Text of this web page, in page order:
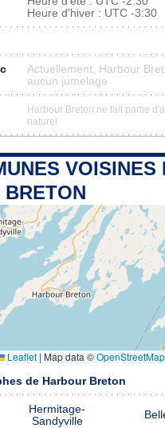
Heure d'hiver : UTC -3:30
Actuellement, Harbour
aucun jumelage
Harbour Breton ne fait partie
naturel
VOISINES
Leaflet | Map data ©OpenStreetMap
de Harbour Breton
Hermitage-
Sandyville